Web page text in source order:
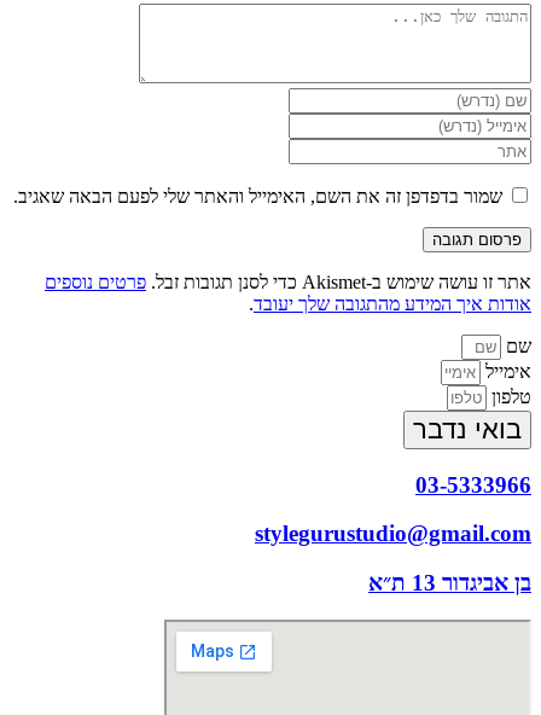
להגיב
הזן
את
השם
שלך
או
שם
משתמש
כדי
הזן
את
כתובת
דואר
האלקטרוני
שלך
כדי
להגיב
הזן
את
כתובת
האינטרנט
שלך
(אופציונלי)
שמור בדפדפן זה את השם, האימייל והאתר שלי לפעם הבאה שאגיב.
אתר זו עושה שימוש ב-Akismet כדי לסנן תגובות זבל.
פרטים נוספים
אודות איך המידע מהתגובה שלך יעובד.
שם
אימייל
טלפון
בואי נדבר
03-5333966
stylegurustudio@gmail.com
בן אביגדור 13 ת״א